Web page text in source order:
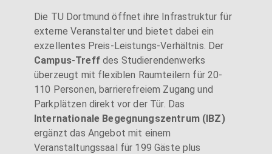
Die TU Dortmund öffnet ihre Infrastruktur für
externe Veranstalter und bietet dabei ein
exzellentes Preis-Leistungs-Verhältnis. Der
Campus-Treffdes Studierendenwerks
überzeugt mit flexiblen Raumteilern für 20-
110 Personen, barrierefreiem Zugang und
Parkplätzen direkt vor der Tür. Das
Internationale Begegnungszentrum (IBZ)
ergänzt das Angebot mit einem
Veranstaltungssaal für 199 Gäste plus